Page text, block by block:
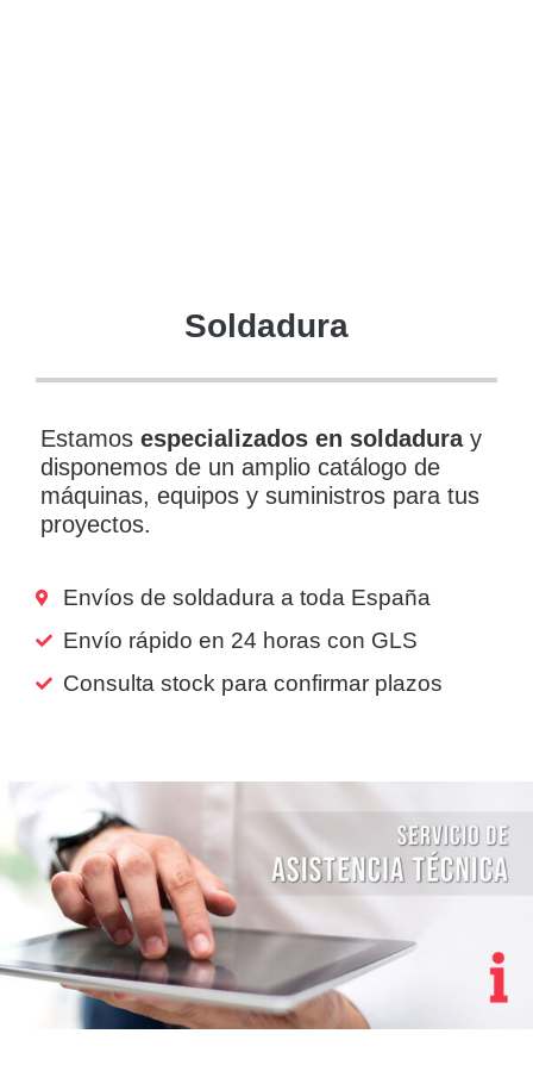
Soldadura
Estamos especializados en soldaduray
disponemos de un amplio catálogo de
máquinas, equipos y suministros para tus
proyectos.
Envíos de soldadura a toda España
Envío rápido en 24 horas con GLS
Consulta stock para confirmar plazos